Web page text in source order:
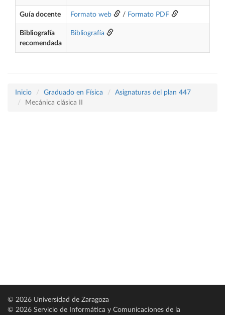
Guía docente Formato web / Formato PDF
Bibliografía
recomendada
Bibliografía
Inicio Graduado en Física
Asignaturas del plan 447
Mecánica clásica II
© 2026 Universidad de Zaragoza
© 2026 Servicio de Informática y Comunicaciones de la